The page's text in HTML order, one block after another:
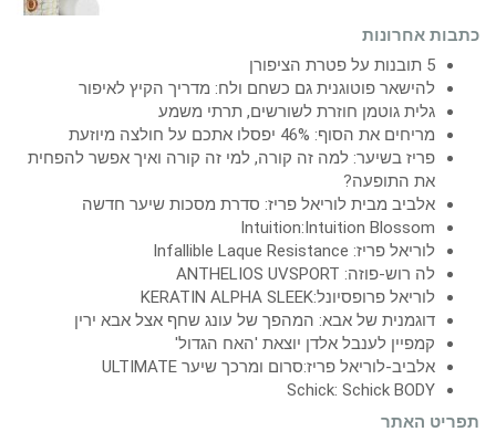
כתבות אחרונות
5 תובנות על פטרת הציפורן
להישאר פוטוגנית גם כשחם ולח: מדריך הקיץ לאיפור
גלית גוטמן חוזרת לשורשים, תרתי משמע
מריחים את הסוף: 46% יפסלו אתכם על חולצה מיוזעת
פריז בשיער: למה זה קורה, למי זה קורה ואיך אפשר להפחית
את התופעה?
אלביב מבית לוריאל פריז: סדרת מסכות שיער חדשה
Intuition:Intuition Blossom
לוריאל פריז: Infallible Laque Resistance
לה רוש-פוזה: ANTHELIOS UVSPORT
לוריאל פרופסיונל:KERATIN ALPHA SLEEK
דוגמנית של אבא: המהפך של עונג שחף אצל אבא ירין
קמפיין לענבל אלדן יוצאת 'האח הגדול'
אלביב-לוריאל פריז:סרום ומרכך שיער ULTIMATE
Schick: Schick BODY
תפריט האתר